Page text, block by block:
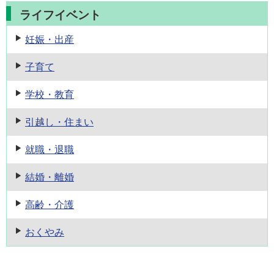
ライフイベント
妊娠・出産
子育て
学校・教育
引越し・住まい
就職・退職
結婚・離婚
高齢・介護
おくやみ